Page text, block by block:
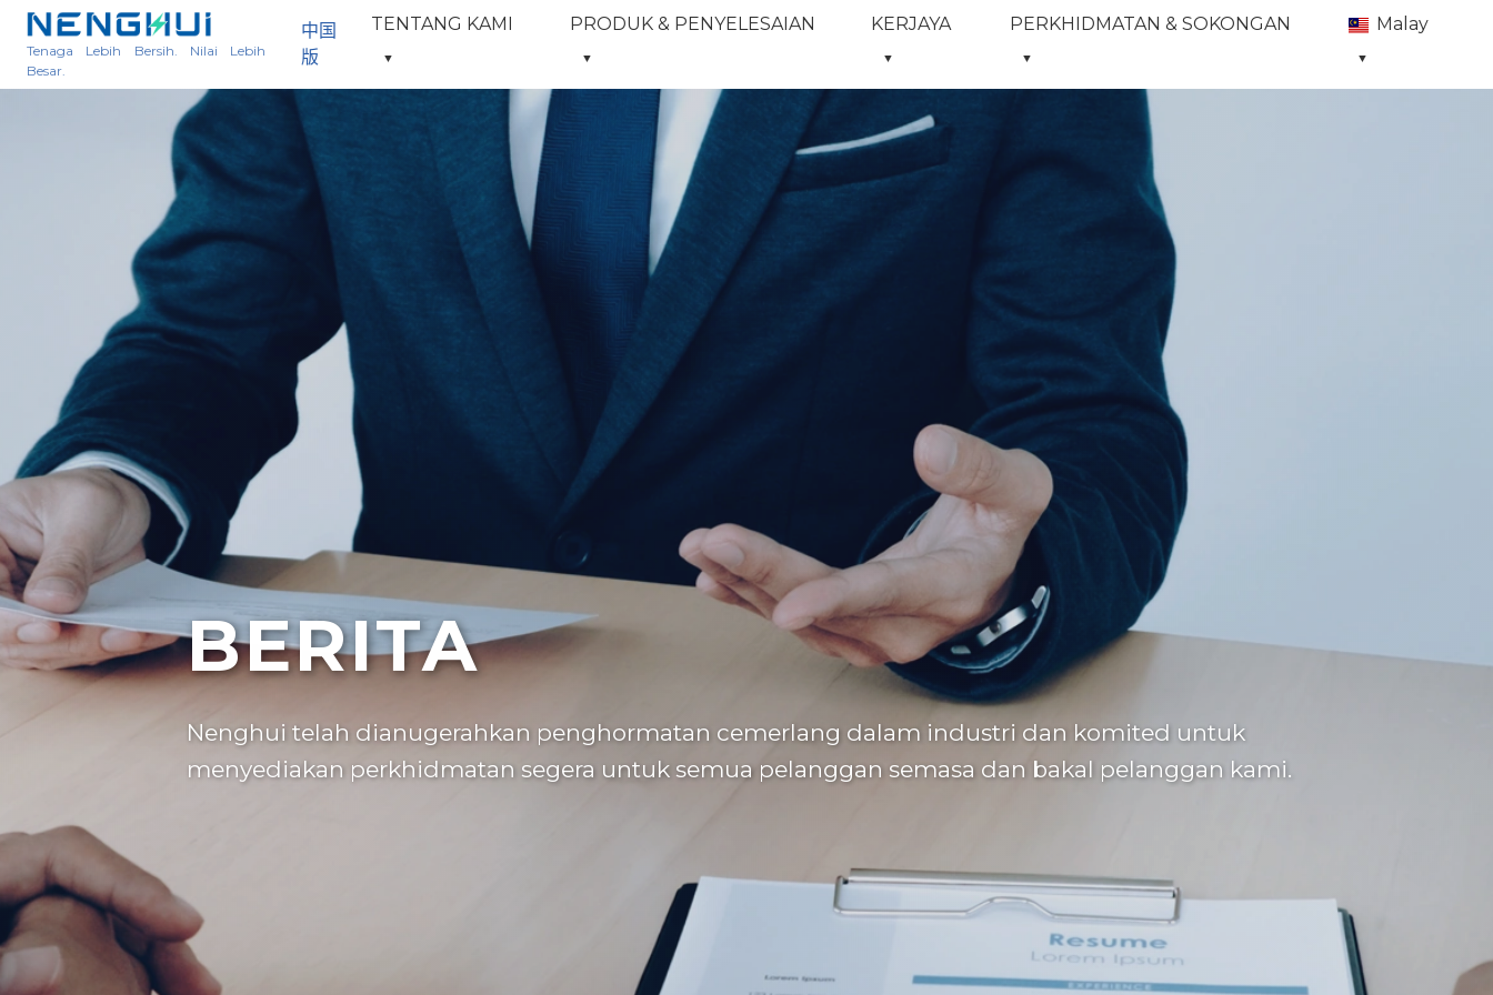
Tenaga Lebih Bersih. Nilai Lebih
Besar.
中国
版
TENTANG KAMI
▼
PRODUK & PENYELESAIAN
▼
KERJAYA
▼
PERKHIDMATAN & SOKONGAN
▼
Malay
▼
BERITA
Nenghui telah dianugerahkan penghormatan cemerlang dalam industri dan komited untuk
menyediakan perkhidmatan segera untuk semua pelanggan semasa dan bakal pelanggan kami.